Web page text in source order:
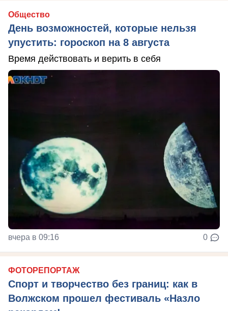
Общество
День возможностей, которые нельзя
упустить: гороскоп на 8 августа
Время действовать и верить в себя
вчера в 09:16 0
ФОТОРЕПОРТАЖ
Спорт и творчество без границ: как в
Волжском прошел фестиваль «Назло